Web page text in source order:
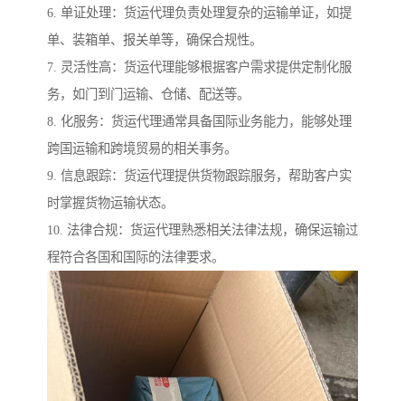
6. 单证处理：货运代理负责处理复杂的运输单证，如提
单、装箱单、报关单等，确保合规性。
7. 灵活性高：货运代理能够根据客户需求提供定制化服
务，如门到门运输、仓储、配送等。
8. 化服务：货运代理通常具备国际业务能力，能够处理
跨国运输和跨境贸易的相关事务。
9. 信息跟踪：货运代理提供货物跟踪服务，帮助客户实
时掌握货物运输状态。
10. 法律合规：货运代理熟悉相关法律法规，确保运输过
程符合各国和国际的法律要求。